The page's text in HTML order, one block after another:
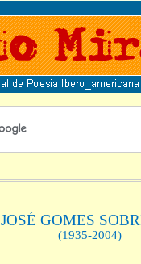
JOSÉ GOMES
(1935-2004)